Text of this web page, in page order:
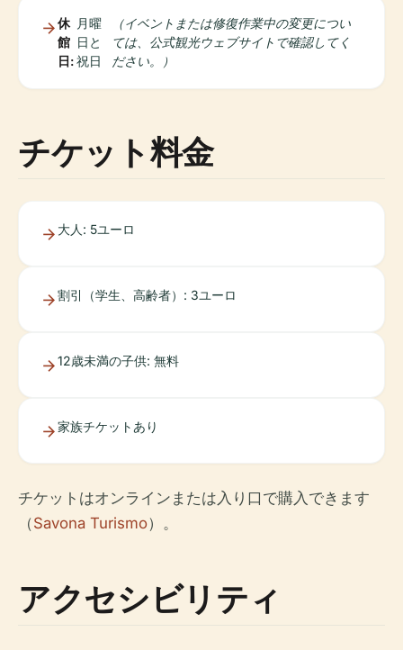
休
館
日:
月曜
日と
祝日
（イベントまたは修復作業中の変更につい
ては、公式観光ウェブサイトで確認してく
ださい。）
チケット料金
大人: 5ユーロ
割引（学生、高齢者）: 3ユーロ
12歳未満の子供: 無料
家族チケットあり
チケットはオンラインまたは入り口で購入できます
（Savona Turismo）。
アクセシビリティ